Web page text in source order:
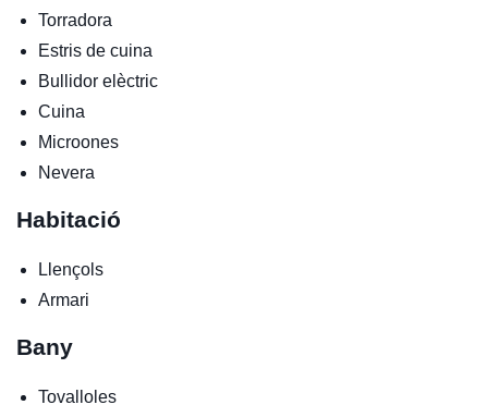
Torradora
Estris de cuina
Bullidor elèctric
Cuina
Microones
Nevera
Habitació
Llençols
Armari
Bany
Tovalloles